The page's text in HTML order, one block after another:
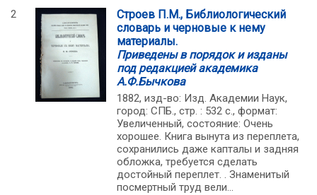
2
Строев П.М., Библиологический
словарь и черновые к нему
материалы.
Приведены в порядок и изданы
под редакцией академика
А.Ф.Бычкова
1882, изд-во: Изд. Академии Наук,
город: СПБ., стр. : 532 с., формат:
Увеличенный, состояние: Очень
хорошее. Книга вынута из переплета,
сохранились даже капталы и задняя
обложка, требуется сделать
достойный переплет. . Знаменитый
посмертный труд вели...